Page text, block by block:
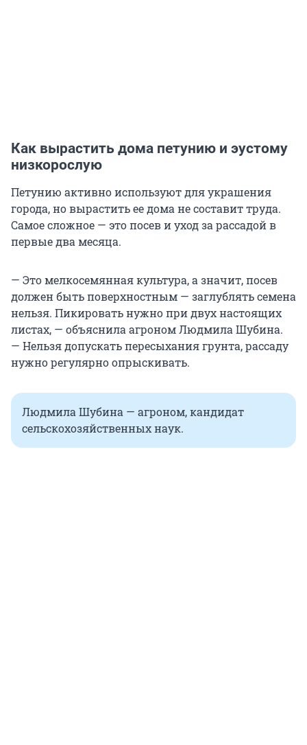
Как вырастить дома петунию и эустому
низкорослую
Петунию активно используют для украшения
города, но вырастить ее дома не составит труда.
Самое сложное — это посев и уход за рассадой в
первые два месяца.
— Это мелкосемянная культура, а значит, посев
должен быть поверхностным — заглублять семена
нельзя. Пикировать нужно при двух настоящих
листах, — объяснила агроном Людмила Шубина.
— Нельзя допускать пересыхания грунта, рассаду
нужно регулярно опрыскивать.
Людмила Шубина — агроном, кандидат
сельскохозяйственных наук.